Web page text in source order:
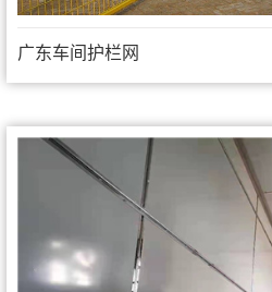
广东车间护栏网